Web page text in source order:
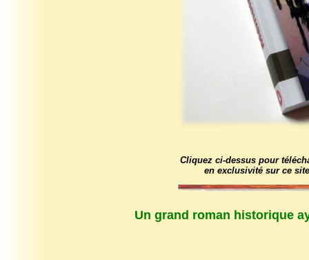
Cliquez ci-dessus pour
en exclusivité sur ce
Un grand roman historique